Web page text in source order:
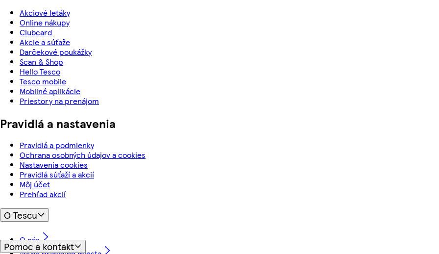
Akciové letáky
Online nákupy
Clubcard
Akcie a súťaže
Darčekové poukážky
Scan & Shop
Hello Tesco
Tesco mobile
Mobilné aplikácie
Priestory na prenájom
Pravidlá a nastavenia
Pravidlá a podmienky
Ochrana osobných údajov a cookies
Nastavenia cookies
Pravidlá súťaží a akcií
Môj účet
Prehľad akcií
O Tescu
O nás
Pomoc a kontakt